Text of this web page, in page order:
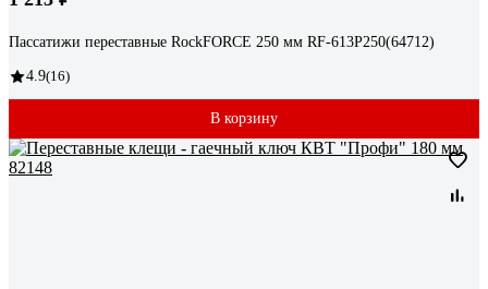
Пассатижи переставные RockFORCE 250 мм RF-613P250(64712)
4.9(16)
В корзину